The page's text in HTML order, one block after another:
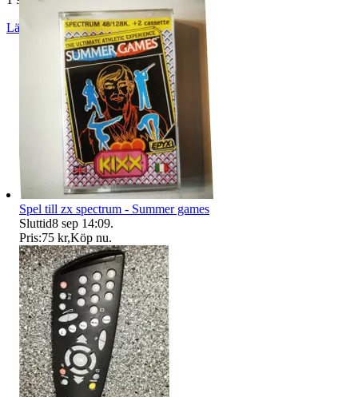
Läs omdömen Följ
Spel till zx spectrum - Summer games
Sluttid8 sep 14:09.
Pris:75 kr,Köp nu.